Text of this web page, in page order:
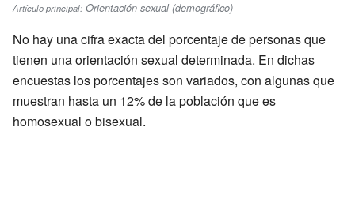
Artículo principal: Orientación sexual (demográfico)
No hay una cifra exacta del porcentaje de personas que
tienen una orientación sexual determinada. En dichas
encuestas los porcentajes son variados, con algunas que
muestran hasta un 12% de la población que es
homosexual o bisexual.